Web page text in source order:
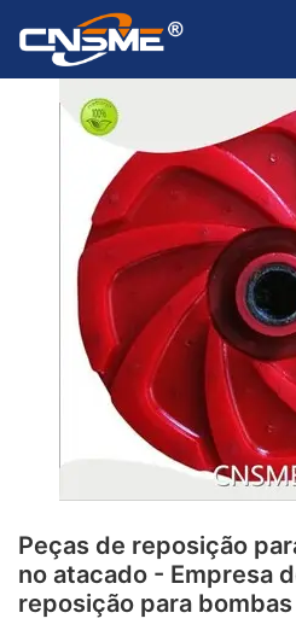
Peças de reposição
no atacado - Empresa
reposição para